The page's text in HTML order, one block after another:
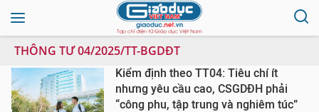
THÔNG TƯ 04/2025/TT-BGDĐT
Kiểm định theo TT04: Tiêu chí ít
nhưng yêu cầu cao, CSGDĐH phải
“công phu, tập trung và nghiêm túc”